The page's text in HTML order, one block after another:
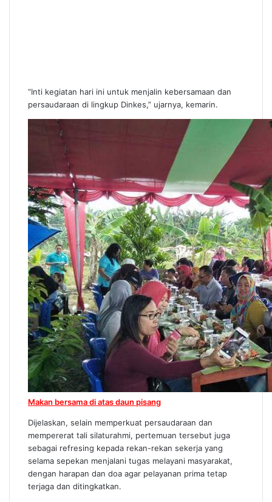
“Inti kegiatan hari ini untuk menjalin kebersamaan dan
persaudaraan di lingkup Dinkes,” ujarnya, kemarin.
Makan bersama di atas daun pisang
Dijelaskan, selain memperkuat persaudaraan dan
mempererat tali silaturahmi, pertemuan tersebut juga
sebagai refresing kepada rekan-rekan sekerja yang
selama sepekan menjalani tugas melayani masyarakat,
dengan harapan dan doa agar pelayanan prima tetap
terjaga dan ditingkatkan.